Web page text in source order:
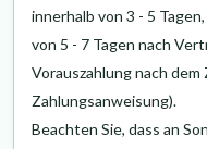
innerhalb von 3 - 5
von 5 - 7 Tagen nach
Vorauszahlung nach
Zahlungsanweisung).
Beachten Sie, dass an